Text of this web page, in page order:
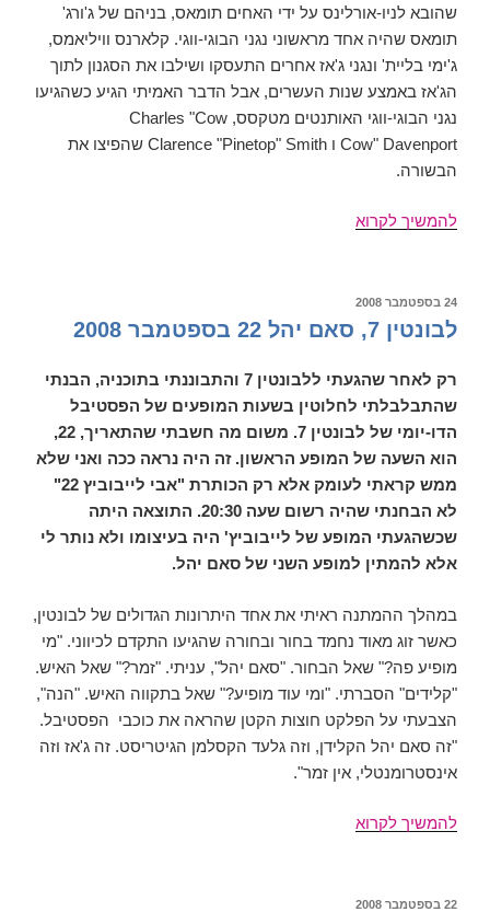
שהובא לניו-אורלינס על ידי האחים תומאס, בניהם של ג'ורג'
תומאס שהיה אחד מראשוני נגני הבוגי-ווגי. קלארנס וויליאמס,
ג'ימי בליית' ונגני ג'אז אחרים התעסקו ושילבו את הסגנון לתוך
הג'אז באמצע שנות העשרים, אבל הדבר האמיתי הגיע כשהגיעו
נגני הבוגי-ווגי האותנטים מטקסס, Charles "Cow
Cow" Davenport ו Clarence "Pinetop" Smith שהפיצו את
הבשורה.
להמשיך לקרוא
–
הבוגי
וקריסת
הכלכלה
האמריקאית
פורסם
24 בספטמבר 2008
לבונטין 7, סאם יהל 22 בספטמבר 2008
רק לאחר שהגעתי ללבונטין 7 והתבוננתי בתוכניה, הבנתי
שהתבלבלתי לחלוטין בשעות המופעים של הפסטיבל
הדו-יומי של לבונטין 7. משום מה חשבתי שהתאריך, 22,
הוא השעה של המופע הראשון. זה היה נראה ככה ואני שלא
ממש קראתי לעומק אלא רק הכותרת "אבי לייבוביץ 22"
לא הבחנתי שהיה רשום שעה 20:30. התוצאה היתה
שכשהגעתי המופע של לייבוביץ' היה בעיצומו ולא נותר לי
אלא להמתין למופע השני של סאם יהל.
במהלך ההמתנה ראיתי את אחד היתרונות הגדולים של לבונטין,
כאשר זוג מאוד נחמד בחור ובחורה שהגיעו התקדם לכיווני. "מי
מופיע פה?" שאל הבחור. "סאם יהל", עניתי. "זמר?" שאל האיש.
"קלידים" הסברתי. "ומי עוד מופיע?" שאל בתקווה האיש. "הנה",
הצבעתי על הפלקט חוצות הקטן שהראה את כוכבי הפסטיבל.
"זה סאם יהל הקלידן, וזה גלעד הקסלמן הגיטריסט. זה ג'אז וזה
אינסטרומנטלי, אין זמר".
להמשיך לקרוא
יהל
פורסם
22 בספטמבר 2008